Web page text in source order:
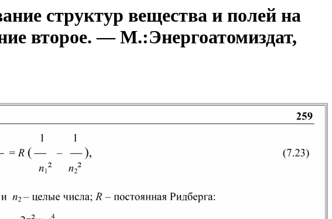
структур вещества и полей на
второе. — М.:Энергоатомиздат,